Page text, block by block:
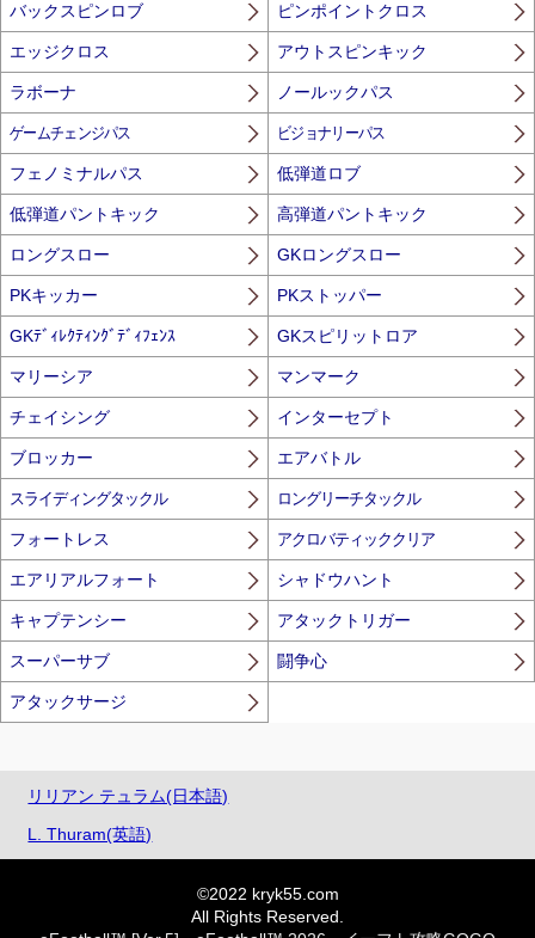
バックスピンロブ ピンポイントクロス
エッジクロス アウトスピンキック
ラボーナ ノールックパス
ゲームチェンジパス ビジョナリーパス
フェノミナルパス 低弾道ロブ
低弾道パントキック 高弾道パントキック
ロングスロー GKロングスロー
PKキッカー PKストッパー
GKﾃﾞｨﾚｸﾃｨﾝｸﾞﾃﾞｨﾌｪﾝｽ GKスピリットロア
マリーシア マンマーク
チェイシング インターセプト
ブロッカー エアバトル
スライディングタックル ロングリーチタックル
フォートレス アクロバティッククリア
エアリアルフォート シャドウハント
キャプテンシー アタックトリガー
スーパーサブ 闘争心
アタックサージ
リリアン テュラム(日本語)
L. Thuram(英語)
©2022 kryk55.com
All Rights Reserved.